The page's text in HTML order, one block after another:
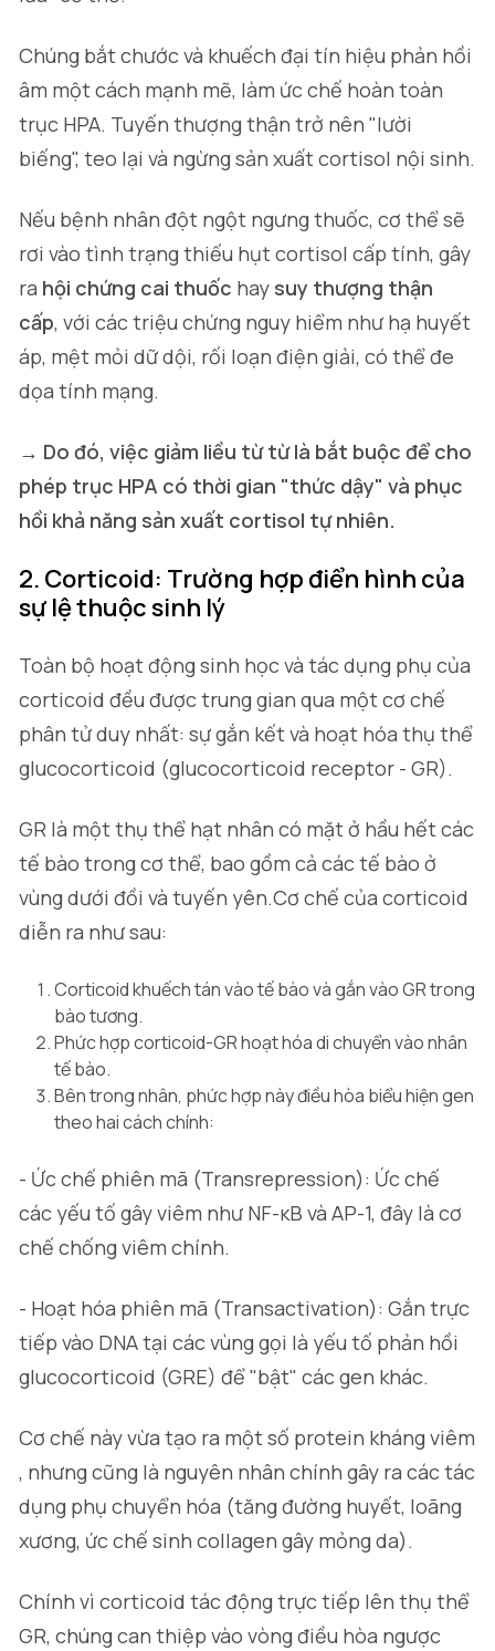
Chúng bắt chước và khuếch đại tín hiệu phản hồi
âm một cách mạnh mẽ, làm ức chế hoàn toàn
trục HPA. Tuyến thượng thận trở nên "lười
biếng", teo lại và ngừng sản xuất cortisol nội sinh.
Nếu bệnh nhân đột ngột ngưng thuốc, cơ thể sẽ
rơi vào tình trạng thiếu hụt cortisol cấp tính, gây
ra hội chứng cai thuốc hay suy thượng thận
cấp, với các triệu chứng nguy hiểm như hạ huyết
áp, mệt mỏi dữ dội, rối loạn điện giải, có thể đe
dọa tính mạng.
→ Do đó, việc giảm liều từ từ là bắt buộc để cho
phép trục HPA có thời gian "thức dậy" và phục
hồi khả năng sản xuất cortisol tự nhiên.
2. Corticoid: Trường hợp điển hình của
sự lệ thuộc sinh lý
Toàn bộ hoạt động sinh học và tác dụng phụ của
corticoid đều được trung gian qua một cơ chế
phân tử duy nhất: sự gắn kết và hoạt hóa thụ thể
glucocorticoid (glucocorticoid receptor - GR).
GR là một thụ thể hạt nhân có mặt ở hầu hết các
tế bào trong cơ thể, bao gồm cả các tế bào ở
vùng dưới đồi và tuyến yên.Cơ chế của corticoid
diễn ra như sau:
Corticoid khuếch tán vào tế bào và gắn vào GR trong
bào tương.
Phức hợp corticoid-GR hoạt hóa di chuyển vào nhân
tế bào.
Bên trong nhân, phức hợp này điều hòa biểu hiện gen
theo hai cách chính:
- Ức chế phiên mã (Transrepression): Ức chế
các yếu tố gây viêm như NF-κB và AP-1, đây là cơ
chế chống viêm chính.
- Hoạt hóa phiên mã (Transactivation): Gắn trực
tiếp vào DNA tại các vùng gọi là yếu tố phản hồi
glucocorticoid (GRE) để "bật" các gen khác.
Cơ chế này vừa tạo ra một số protein kháng viêm
, nhưng cũng là nguyên nhân chính gây ra các tác
dụng phụ chuyển hóa (tăng đường huyết, loãng
xương, ức chế sinh collagen gây mỏng da).
Chính vì corticoid tác động trực tiếp lên thụ thể
GR, chúng can thiệp vào vòng điều hòa ngược